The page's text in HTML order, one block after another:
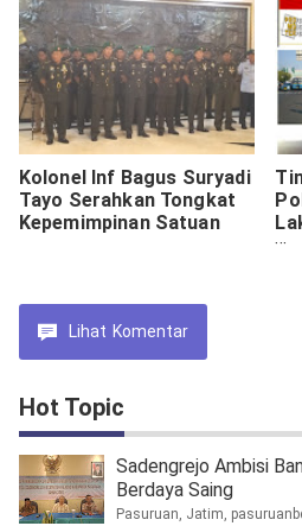
Kolonel Inf Bagus Suryadi
Tayo Serahkan Tongkat
Kepemimpinan Satuan
Lihat Komentar
Hot Topic
Sadengrejo Ambisi
Berdaya Saing
Pasuruan, Jatim,